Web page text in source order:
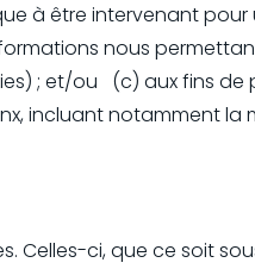
à être intervenant
nous
; et/ou (c) aux fins de
incluant notamment la
Celles-ci, que ce soit